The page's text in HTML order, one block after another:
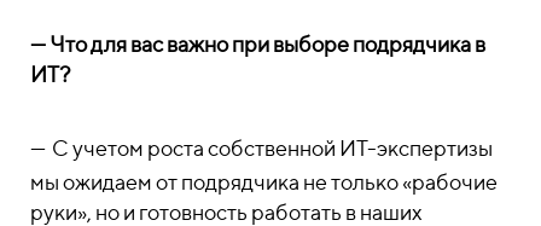
— Что для вас важно при выборе подрядчика в
ИТ?
— С учетом роста собственной ИТ-экспертизы
мы ожидаем от подрядчика не только «рабочие
руки», но и готовность работать в наших